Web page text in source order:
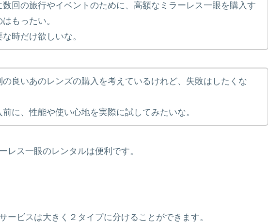
数回の旅行やイベントのために、高額なミラーレス一眼を購入す
はもったい。
な時だけ欲しいな。
の良いあのレンズの購入を考えているけれど、失敗はしたくな
前に、性能や使い心地を実際に試してみたいな。
レス一眼のレンタルは便利です。
ービスは大きく２タイプに分けることができます。